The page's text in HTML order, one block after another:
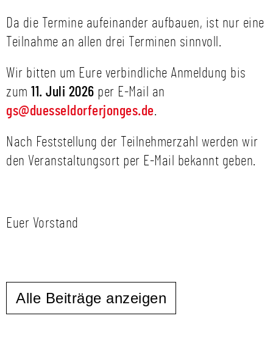
Da die Termine aufeinander aufbauen, ist nur eine
Teilnahme an allen drei Terminen sinnvoll.
Wir bitten um Eure verbindliche Anmeldung bis
zum 11. Juli 2026 per E-Mail an
gs@duesseldorferjonges.de.
Nach Feststellung der Teilnehmerzahl werden wir
den Veranstaltungsort per E-Mail bekannt geben.
Euer Vorstand
Alle Beiträge anzeigen